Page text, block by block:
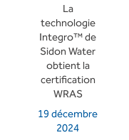
La
technologie
Integro™ de
Sidon Water
obtient la
certification
WRAS
19 décembre
2024